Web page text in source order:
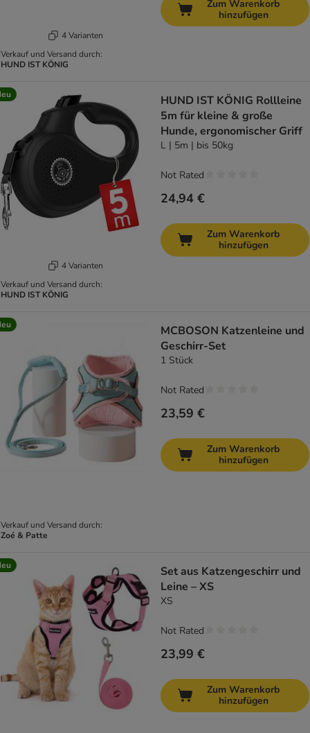
4 Varianten
Verkauf und Versand durch:
HUND IST KÖNIG
Zum Warenkorb
hinzufügen
4 Varianten
Verkauf und Versand durch:
HUND IST KÖNIG
HUND IST KÖNIG Rollleine
5m für kleine & große
Hunde, ergonomischer Griff
L | 5m | bis 50kg
24,94 €
Not Rated
Zum Warenkorb
hinzufügen
Verkauf und Versand durch:
Zoé & Patte
MCBOSON Katzenleine und
Geschirr-Set
1 Stück
23,59 €
Not Rated
Zum Warenkorb
hinzufügen
Set aus Katzengeschirr und
Leine – XS
XS
23,99 €
Not Rated
Zum Warenkorb
hinzufügen